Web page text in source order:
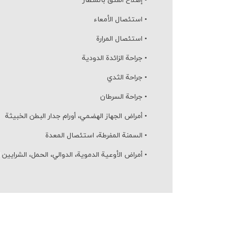
• استئصال الأمعاء
• استئصال المرارة
• جراحة الزائدة الدودية
• جراحة الثدي
• جراحة السرطان
• أمراض الجهاز الهضمي، أورام جدار البطن الخبيثة
• السمنة المفرطة، استئصال المعدة
• أمراض الأوعية الدموية، الدوالي، الحمل،